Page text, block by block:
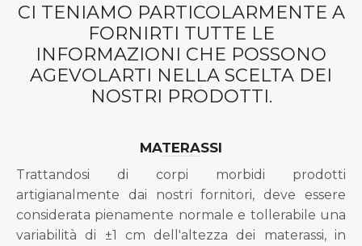
CI TENIAMO PARTICOLARMENTE A
FORNIRTI TUTTE LE
INFORMAZIONI CHE POSSONO
AGEVOLARTI NELLA SCELTA DEI
NOSTRI PRODOTTI.
MATERASSI
Trattandosi di corpi morbidi prodotti
artigianalmente dai nostri fornitori, deve essere
considerata pienamente normale e tollerabile una
variabilità di ±1 cm dell'altezza dei materassi, in